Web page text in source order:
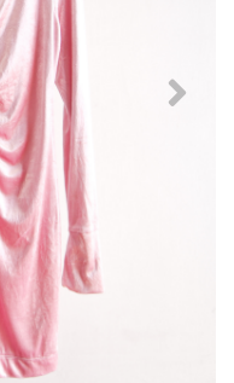
Next